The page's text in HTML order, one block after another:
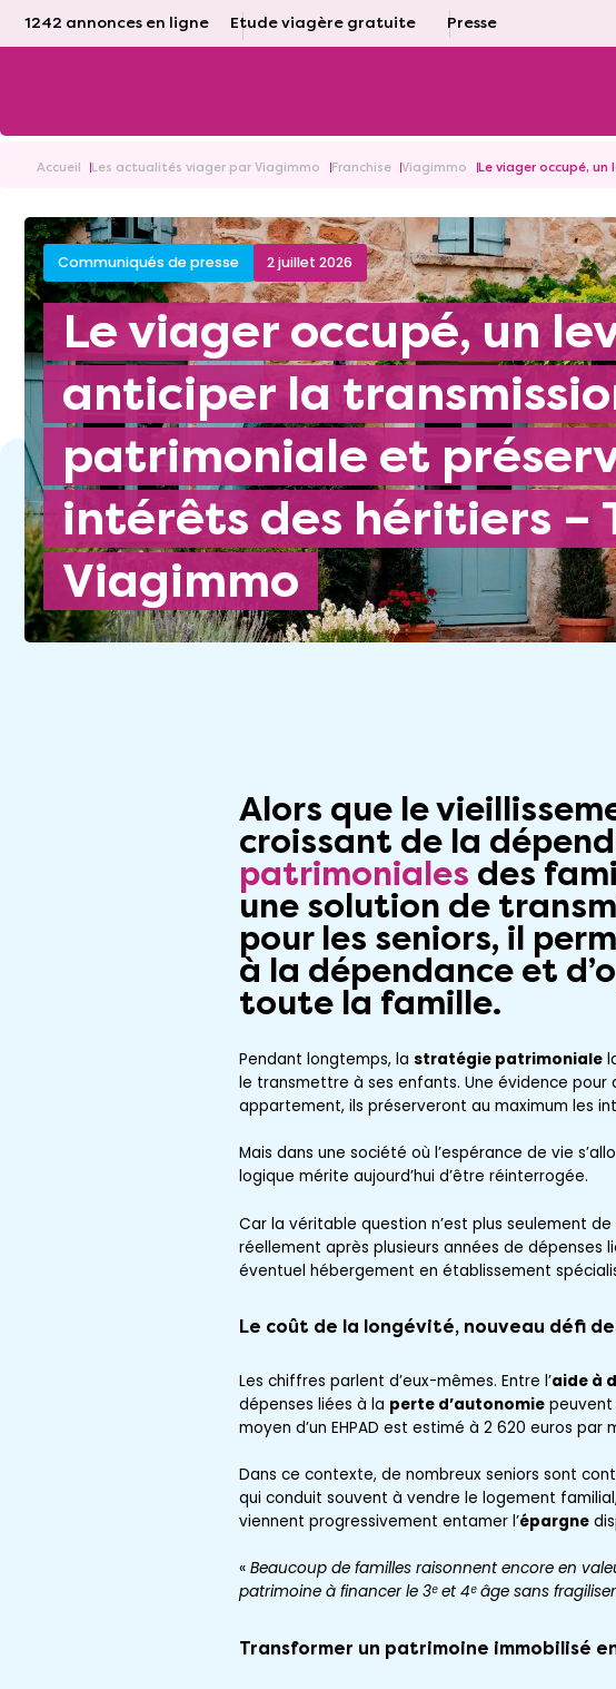
1242 annonces en ligne Etude viagère gratuite Presse
Accueil Les actualités viager par Viagimmo Franchise Viagimmo Le viager occupé,
Communiqués de presse 2 juillet 2026
Le viager occupé, un levier pour
anticiper la
patrimoniale et
intérêts des héritiers –
Viagimmo
Alors que le
croissant de la
patrimoniales des
une solution de
pour les seniors, il
à la dépendance et
toute la famille.
Pendant longtemps, la stratégie patrimoniale
le transmettre à ses enfants. Une évidence pour
appartement, ils préserveront au maximum les
Mais dans une société où l’espérance de vie
logique mérite aujourd’hui d’être réinterrogée.
Car la véritable question n’est plus seulement
réellement après plusieurs années de dépenses
éventuel hébergement en établissement
Le coût de la longévité, nouveau défi
Les chiffres parlent d’eux-mêmes. Entre l’aide à
dépenses liées à la perte d’autonomiepeuvent
moyen d’un EHPAD est estimé à 2 620 euros
Dans ce contexte, de nombreux seniors sont
qui conduit souvent à vendre le logement
viennent progressivement entamer l’épargne
« Beaucoup de familles raisonnent encore en
patrimoine à financer le 3ᵉ et 4ᵉ âge sans
Transformer un patrimoine immobilisé